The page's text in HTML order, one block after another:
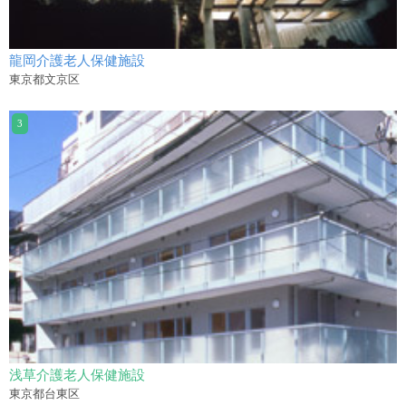
龍岡介護老人保健施設
東京都文京区
浅草介護老人保健施設
東京都台東区